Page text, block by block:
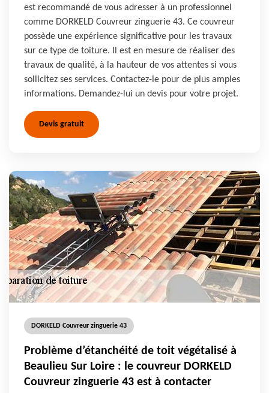
est recommandé de vous adresser à un professionnel
comme DORKELD Couvreur zinguerie 43. Ce couvreur
possède une expérience significative pour les travaux
sur ce type de toiture. Il est en mesure de réaliser des
travaux de qualité, à la hauteur de vos attentes si vous
sollicitez ses services. Contactez-le pour de plus amples
informations. Demandez-lui un devis pour votre projet.
Devis gratuit
DORKELD Couvreur zinguerie 43
Problème d’étanchéité de toit végétalisé à
Beaulieu Sur Loire : le couvreur DORKELD
Couvreur zinguerie 43 est à contacter